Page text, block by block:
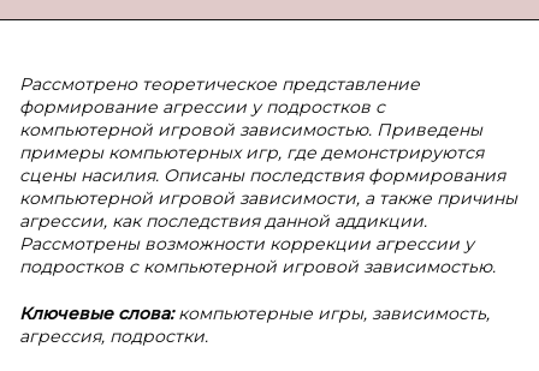
Рассмотрено теоретическое представление
формирование агрессии у подростков с
компьютерной игровой зависимостью. Приведены
примеры компьютерных игр, где демонстрируются
сцены насилия. Описаны последствия формирования
компьютерной игровой зависимости, а также причины
агрессии, как последствия данной аддикции.
Рассмотрены возможности коррекции агрессии у
подростков с компьютерной игровой зависимостью.
Ключевые слова:компьютерные игры, зависимость,
агрессия, подростки.